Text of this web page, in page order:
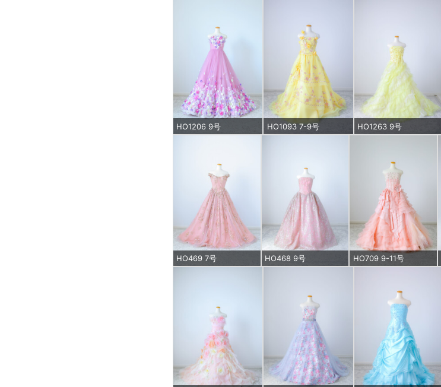
HO1206 9号 HO1093 7-9号 HO1263 9号
HO469 7号 HO468 9号 HO709 9-11号